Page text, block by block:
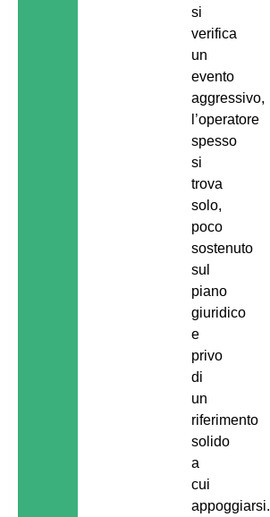
si
verifica
un
evento
aggressivo,
l’operatore
spesso
si
trova
solo,
poco
sostenuto
sul
piano
giuridico
e
privo
di
un
riferimento
solido
a
cui
appoggiarsi.